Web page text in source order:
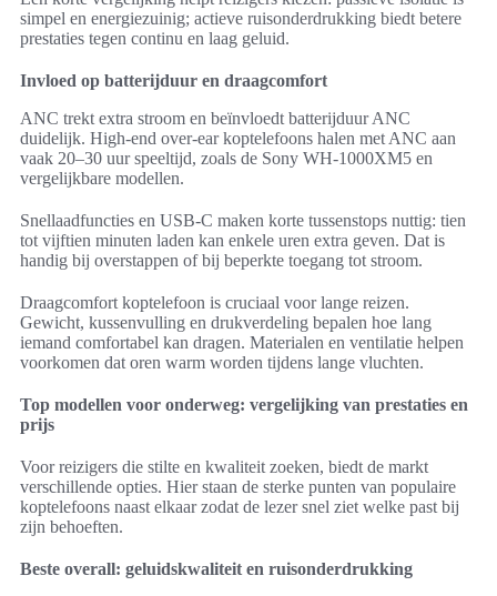
simpel en energiezuinig; actieve ruisonderdrukking biedt betere
prestaties tegen continu en laag geluid.
Invloed op batterijduur en draagcomfort
ANC trekt extra stroom en beïnvloedt batterijduur ANC
duidelijk. High-end over-ear koptelefoons halen met ANC aan
vaak 20–30 uur speeltijd, zoals de Sony WH-1000XM5 en
vergelijkbare modellen.
Snellaadfuncties en USB-C maken korte tussenstops nuttig: tien
tot vijftien minuten laden kan enkele uren extra geven. Dat is
handig bij overstappen of bij beperkte toegang tot stroom.
Draagcomfort koptelefoon is cruciaal voor lange reizen.
Gewicht, kussenvulling en drukverdeling bepalen hoe lang
iemand comfortabel kan dragen. Materialen en ventilatie helpen
voorkomen dat oren warm worden tijdens lange vluchten.
Top modellen voor onderweg: vergelijking van prestaties en
prijs
Voor reizigers die stilte en kwaliteit zoeken, biedt de markt
verschillende opties. Hier staan de sterke punten van populaire
koptelefoons naast elkaar zodat de lezer snel ziet welke past bij
zijn behoeften.
Beste overall: geluidskwaliteit en ruisonderdrukking